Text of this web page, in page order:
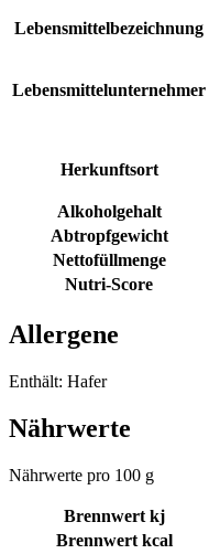
Lebensmittelbezeichnung
Lebensmittelunternehmer
Herkunftsort
Alkoholgehalt
Abtropfgewicht
Nettofüllmenge
Nutri-Score
Allergene
Enthält: Hafer
Nährwerte
Nährwerte pro 100 g
Brennwert kj
Brennwert kcal